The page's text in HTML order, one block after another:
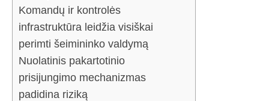
Komandų ir kontrolės
infrastruktūra leidžia visiškai
perimti šeimininko valdymą
Nuolatinis pakartotinio
prisijungimo mechanizmas
padidina riziką